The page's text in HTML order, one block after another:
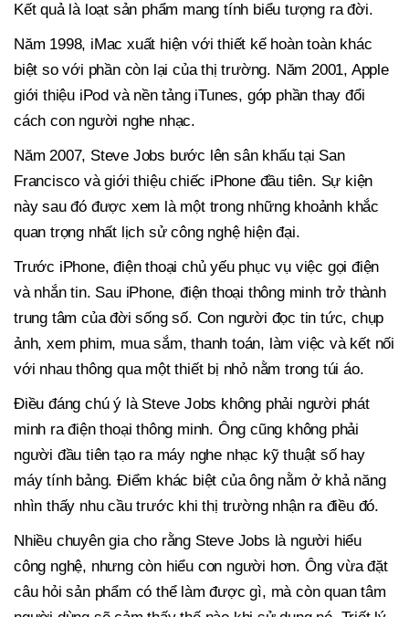
Kết quả là loạt sản phẩm mang tính biểu tượng ra đời.
Năm 1998, iMac xuất hiện với thiết kế hoàn toàn khác
biệt so với phần còn lại của thị trường. Năm 2001, Apple
giới thiệu iPod và nền tảng iTunes, góp phần thay đổi
cách con người nghe nhạc.
Năm 2007, Steve Jobs bước lên sân khấu tại San
Francisco và giới thiệu chiếc iPhone đầu tiên. Sự kiện
này sau đó được xem là một trong những khoảnh khắc
quan trọng nhất lịch sử công nghệ hiện đại.
Trước iPhone, điện thoại chủ yếu phục vụ việc gọi điện
và nhắn tin. Sau iPhone, điện thoại thông minh trở thành
trung tâm của đời sống số. Con người đọc tin tức, chụp
ảnh, xem phim, mua sắm, thanh toán, làm việc và kết nối
với nhau thông qua một thiết bị nhỏ nằm trong túi áo.
Điều đáng chú ý là Steve Jobs không phải người phát
minh ra điện thoại thông minh. Ông cũng không phải
người đầu tiên tạo ra máy nghe nhạc kỹ thuật số hay
máy tính bảng. Điểm khác biệt của ông nằm ở khả năng
nhìn thấy nhu cầu trước khi thị trường nhận ra điều đó.
Nhiều chuyên gia cho rằng Steve Jobs là người hiểu
công nghệ, nhưng còn hiểu con người hơn. Ông vừa đặt
câu hỏi sản phẩm có thể làm được gì, mà còn quan tâm